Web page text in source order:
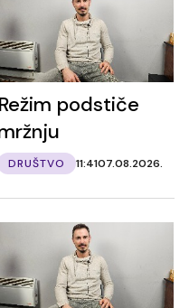
Režim podstiče
DRUŠTVO 11:4107.08.2026.